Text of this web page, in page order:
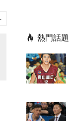
熱門話題